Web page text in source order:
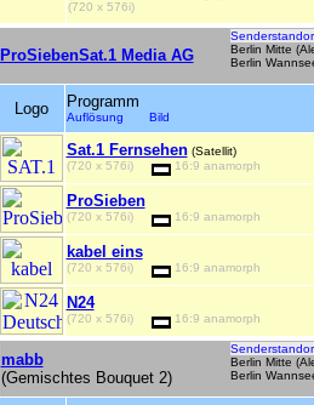
(720 x 576i)
ProSiebenSat.1 Media AG
Berlin Mitte
Berlin
Logo Programm
Auflösung Bild
Sat.1 Fernsehen(Satellit)
(720 x 576i) 16:9 anamorph
ProSieben
(720 x 576i) 16:9 anamorph
kabel eins
(720 x 576i) 16:9 anamorph
N24
(720 x 576i) 16:9 anamorph
mabb
(Gemischtes Bouquet 2)
Berlin Mitte
Berlin